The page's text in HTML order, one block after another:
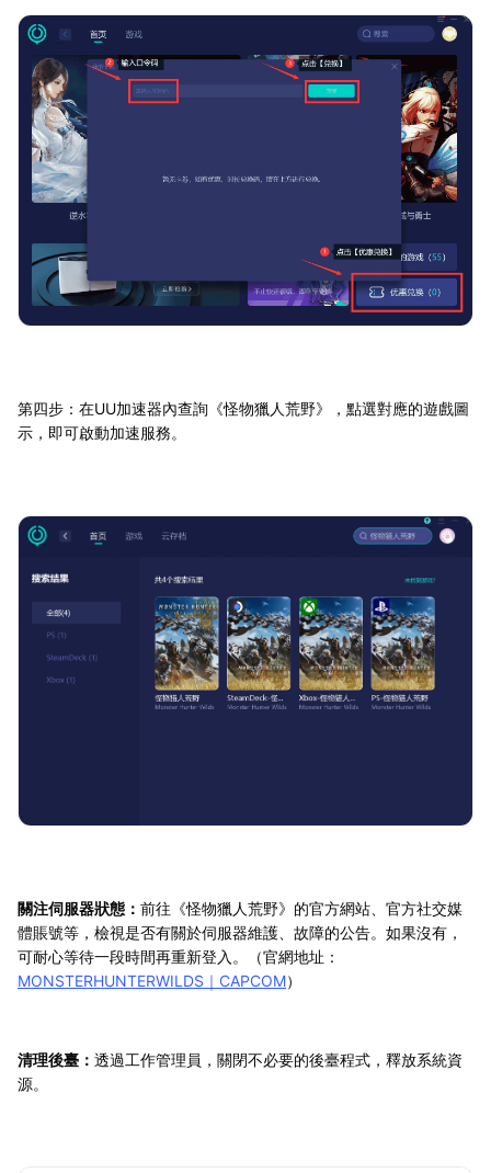
第四步：在UU加速器內查詢《怪物獵人荒野》，點選對應的遊戲圖
示，即可啟動加速服務。
關注伺服器狀態： 前往《怪物獵人荒野》的官方網站、官方社交媒
體賬號等，檢視是否有關於伺服器維護、故障的公告。如果沒有，
可耐心等待一段時間再重新登入。（官網地址：
MONSTERHUNTERWILDS｜CAPCOM）
清理後臺： 透過工作管理員，關閉不必要的後臺程式，釋放系統資
源。